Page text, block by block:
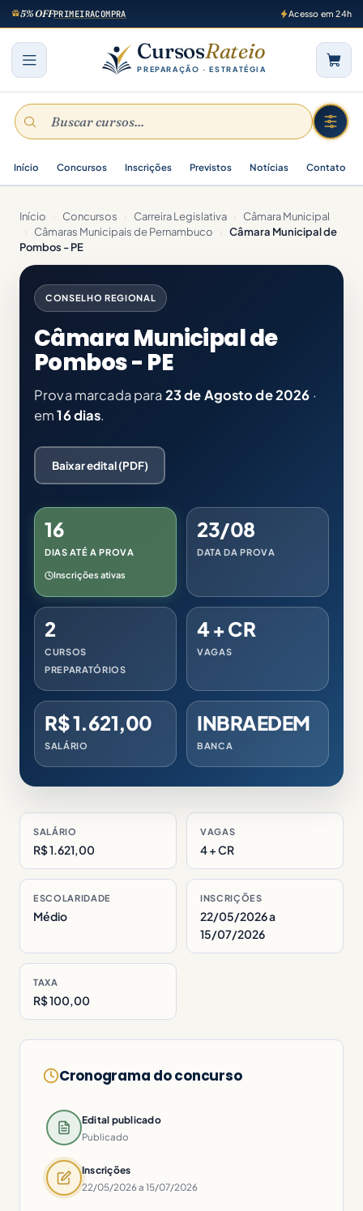
5% OFFPRIMEIRACOMPRA Acesso em 24h
CursosRateio
PREPARAÇÃO · ESTRATÉGIA
Início Concursos Inscrições Previstos Notícias Contato
Início › Concursos › Carreira Legislativa ›
Câmara Municipal
›
Câmaras Municipais de Pernambuco › Câmara Municipal de
Pombos - PE
CONSELHO REGIONAL
Câmara Municipal de
Pombos - PE
Prova marcada para23 de Agosto de 2026 ·
em16 dias.
Baixar edital (PDF)
16
DIAS ATÉ A PROVA
Inscrições ativas
23/08
DATA DA PROVA
2
CURSOS
PREPARATÓRIOS
4 + CR
VAGAS
R$ 1.621,00
SALÁRIO
INBRAEDEM
BANCA
SALÁRIO
R$ 1.621,00
VAGAS
4 + CR
ESCOLARIDADE
Médio
INSCRIÇÕES
22/05/2026 a
15/07/2026
TAXA
R$ 100,00
Cronograma do concurso
Edital publicado
Publicado
Inscrições
22/05/2026 a 15/07/2026